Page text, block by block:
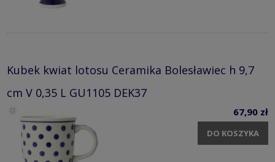
Kubek kwiat lotosu Ceramika Bolesławiec h 9,7
cm V 0,35 L GU1105 DEK37
67,90 zł
DO KOSZYKA